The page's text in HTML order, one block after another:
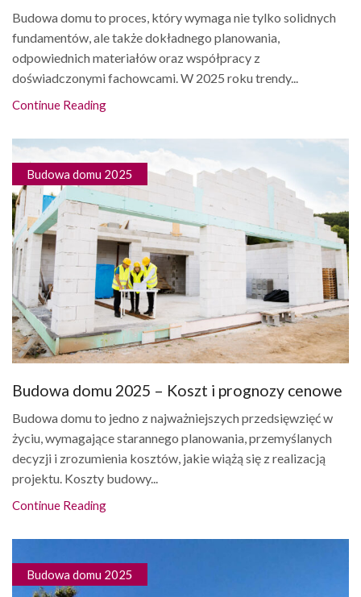
Budowa domu to proces, który wymaga nie tylko solidnych
fundamentów, ale także dokładnego planowania,
odpowiednich materiałów oraz współpracy z
doświadczonymi fachowcami. W 2025 roku trendy...
Continue Reading
Budowa domu 2025
Budowa domu 2025 – Koszt i prognozy cenowe
Budowa domu to jedno z najważniejszych przedsięwzięć w
życiu, wymagające starannego planowania, przemyślanych
decyzji i zrozumienia kosztów, jakie wiążą się z realizacją
projektu. Koszty budowy...
Continue Reading
Budowa domu 2025